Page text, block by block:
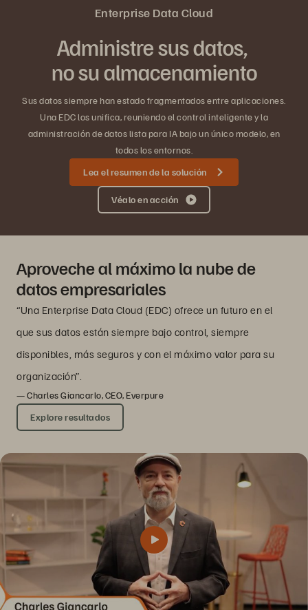
Enterprise Data Cloud
Administre sus datos,
no su almacenamiento
Sus datos siempre han estado fragmentados entre aplicaciones.
Una EDC los unifica, reuniendo el control inteligente y la
administración de datos lista para IA bajo un único modelo, en
todos los entornos.
Lea el resumen de la solución
Véalo en acción
Aproveche al máximo la nube de
datos empresariales
“Una Enterprise Data Cloud (EDC) ofrece un futuro en el
que sus datos están siempre bajo control, siempre
disponibles, más seguros y con el máximo valor para su
organización”.
— Charles Giancarlo, CEO, Everpure
Explore resultados